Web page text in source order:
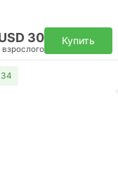
30
взрослого
Купить